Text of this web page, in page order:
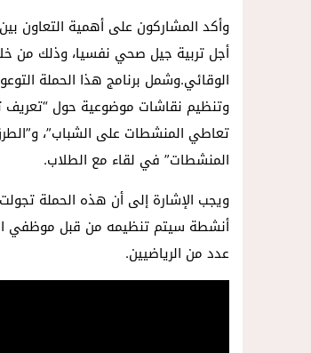
وأكد المشاركون على أهمية التعاون
أجل تربية جيل صحي نفسيا، وذلك من
الوقائي.وشمل برنامج هذا الحملة
وتنظيم نقاشات موضوعية حول “تعريف
تعاطي المنشطات على الشباب”،
المنشطات” في لقاء مع الطلاب.
ويجب الإشارة إلى أن هذه الحملة
أنشطة سيتم تنظيمه من قبل موظفي
عدد من الرياضيين.